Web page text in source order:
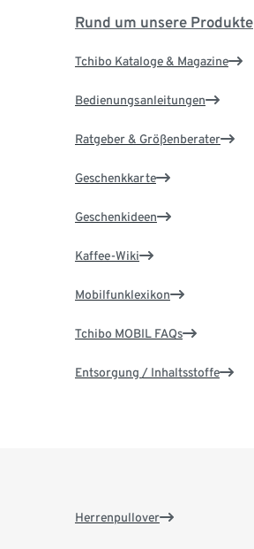
Rund um unsere Produkte
Tchibo Kataloge & Magazine
Bedienungsanleitungen
Ratgeber & Größenberater
Geschenkkarte
Geschenkideen
Kaffee-Wiki
Mobilfunklexikon
Tchibo MOBIL FAQs
Entsorgung / Inhaltsstoffe
Herrenpullover